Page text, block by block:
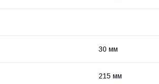
30 мм
215 мм